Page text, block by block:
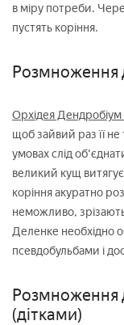
в міру потреби.
пустять коріння.
Розмноження
Орхідея
щоб зайвий раз її
умовах слід
великий кущ
коріння акуратно
неможливо,
Деленке необхідно
псевдобульбами і
Розмноження
(дітками)